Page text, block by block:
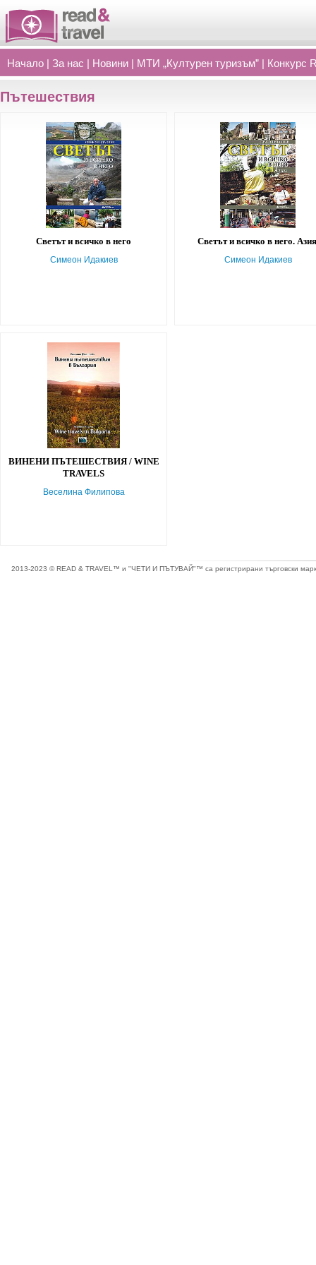
Начало | За нас | Новини | МТИ „Културен туризъм” | Конкурс
Пътешествия
Светът и всичко в него
Симеон Идакиев
Светът и всичко в него.
Симеон Идакиев
ВИНЕНИ ПЪТЕШЕСТВИЯ / WINE
TRAVELS
Веселина Филипова
2013-2023 © READ & TRAVEL™ и "ЧЕТИ И ПЪТУВАЙ"™ са регистрирани търговски